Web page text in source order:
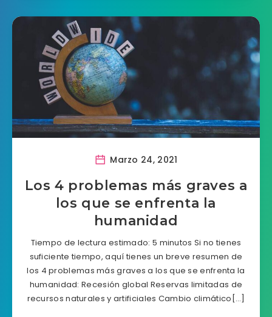
Marzo 24, 2021
Los 4 problemas más graves a
los que se enfrenta la
humanidad
Tiempo de lectura estimado: 5 minutos Si no tienes
suficiente tiempo, aquí tienes un breve resumen de
los 4 problemas más graves a los que se enfrenta la
humanidad: Recesión global Reservas limitadas de
recursos naturales y artificiales Cambio climático[…]